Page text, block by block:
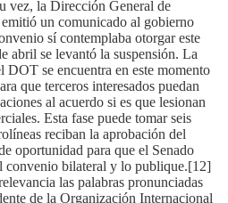
vez, la Dirección General de
un comunicado al gobierno
sí contemplaba otorgar este
abril se levantó la suspensión. La
se encuentra en este momento
que terceros interesados puedan
al acuerdo si es que lesionan
Esta fase puede tomar seis
reciban la aprobación del
oportunidad para que el Senado
convenio bilateral y lo publique.[12]
las palabras pronunciadas
de la Organización Internacional